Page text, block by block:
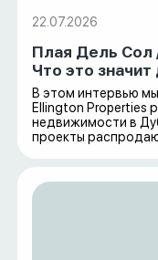
22.07.2026
Плая Дель Сол
Что это
В этом интервью
Ellington Properties
недвижимости в
проекты